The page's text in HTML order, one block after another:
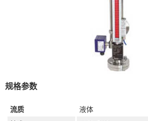
规格参数
流质
液体